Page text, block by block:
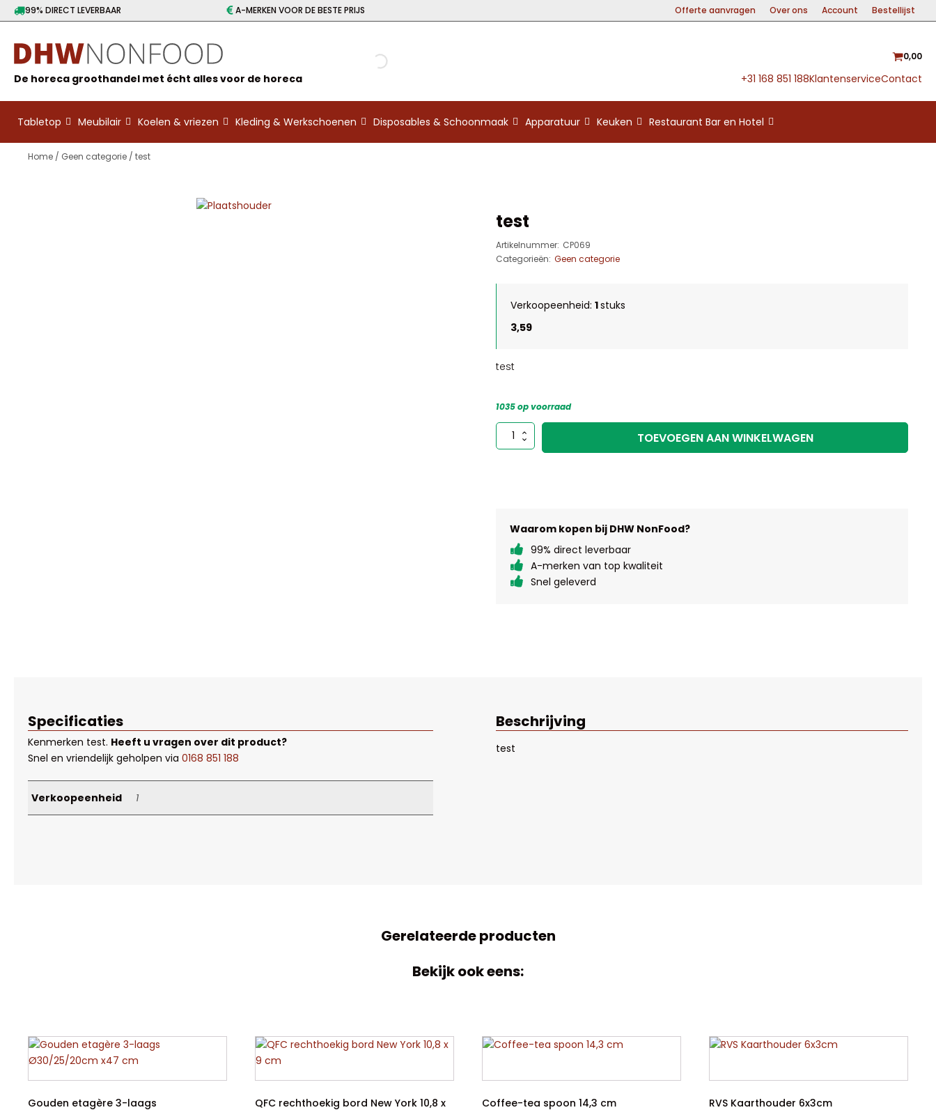
99% DIRECT LEVERBAAR A-MERKEN VOOR DE BESTE PRIJS Offerte aanvragen Over ons Account Bestellijst
De horeca groothandel met écht alles voor de horeca
0,00
+31 168 851 188KlantenserviceContact
Tabletop Meubilair Koelen & vriezen Kleding & Werkschoenen Disposables & Schoonmaak Apparatuur Keuken Restaurant Bar en Hotel
Home / Geen categorie / test
test
Artikelnummer: CP069
Categorieën: Geen categorie
Verkoopeenheid: 1stuks
3,59
test
1035 op voorraad
aantal
TOEVOEGEN AAN WINKELWAGEN
Waarom kopen bij DHW NonFood?
99% direct leverbaar
A-merken van top kwaliteit
Snel geleverd
Beschrijving
test
Specificaties
Kenmerken test. Heeft u vragen over dit product?
Snel en vriendelijk geholpen via 0168 851 188
Verkoopeenheid 1
Gerelateerde producten
Bekijk ook eens:
Gouden etagère 3-laags
QFC rechthoekig bord New York 10,8 x
Coffee-tea spoon 14,3 cm RVS Kaarthouder 6x3cm